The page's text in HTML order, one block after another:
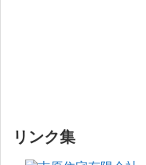
リンク集